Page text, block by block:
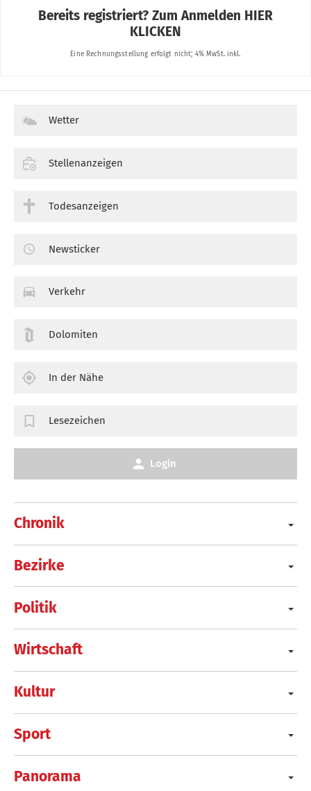
Chronik
Bezirke
Politik
Wirtschaft
Kultur
Sport
Panorama
Wetter
Stellenanzeigen
Todesanzeigen
Newsticker
Verkehr
Dolomiten
In der Nähe
Lesezeichen
Login